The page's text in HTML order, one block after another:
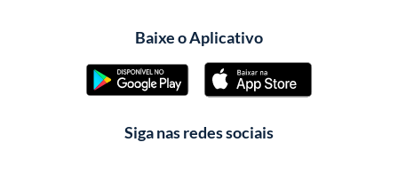
Baixe o Aplicativo
Siga nas redes sociais